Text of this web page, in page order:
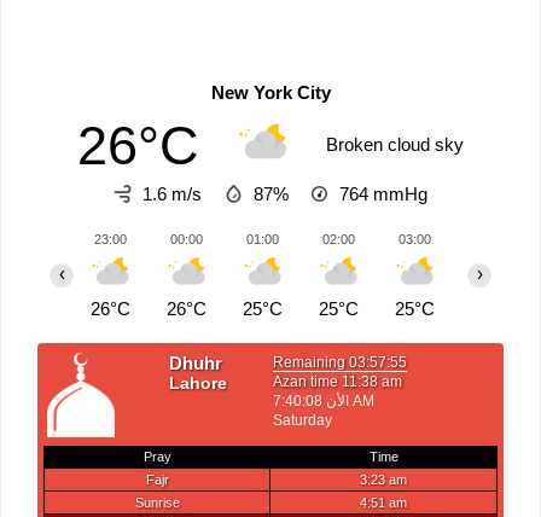
New York City
26°C Broken cloud sky
1.6 m/s 87% 764 mmHg
23:00
26°C
00:00
26°C
01:00
25°C
02:00
25°C
03:00
25°C
‹ ›